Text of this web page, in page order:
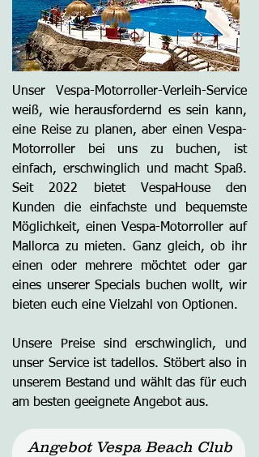
Unser Vespa-Motorroller-Verleih-Service
weiß, wie herausfordernd es sein kann,
eine Reise zu planen, aber einen Vespa-
Motorroller bei uns zu buchen, ist
einfach, erschwinglich und macht Spaß.
Seit 2022 bietet VespaHouse den
Kunden die einfachste und bequemste
Möglichkeit, einen Vespa-Motorroller auf
Mallorca zu mieten. Ganz gleich, ob ihr
einen oder mehrere möchtet oder gar
eines unserer Specials buchen wollt, wir
bieten euch eine Vielzahl von Optionen.
Unsere Preise sind erschwinglich, und
unser Service ist tadellos. Stöbert also in
unserem Bestand und wählt das für euch
am besten geeignete Angebot aus.
Angebot Vespa Beach Club